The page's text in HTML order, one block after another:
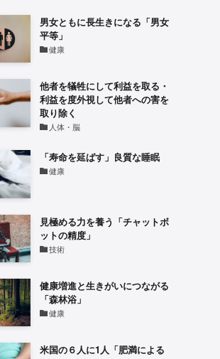
男女ともに長生きになる「男女
平等」
健康
他者を犠牲にして利益を取る・
利益を度外視して他者への害を
取り除く
人体・脳
「寿命を延ばす」良質な睡眠
健康
見極める力を養う「チャットボ
ットの精度」
技術
健康増進と生きがいにつながる
「森林浴」
健康
米国の６人に1人「肥満による